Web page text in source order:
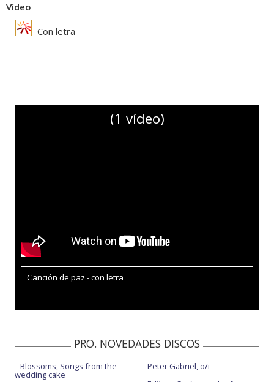
Vídeo
Con letra
(1 vídeo)
Canción de paz - con letra
PRO. NOVEDADES DISCOS
Blossoms, Songs from the
wedding cake
Peter Gabriel, o/i